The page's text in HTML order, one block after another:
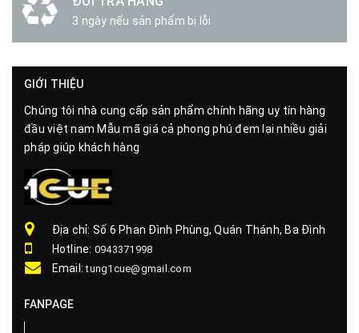
3 ngày nếu sản phẩm bị lỗi
GIỚI THIỆU
Chúng tôi nhà cung cấp sản phẩm chính hãng uy tín hàng
đầu việt nam Mẫu mã giá cả phong phú đem lại nhiều giải
pháp giúp khách hàng
Địa chỉ: Số 6 Phan Đình Phùng, Quán Thánh, Ba Đình
Hotline: 0943371998
Email:tung1cue@gmail.com
FANPAGE